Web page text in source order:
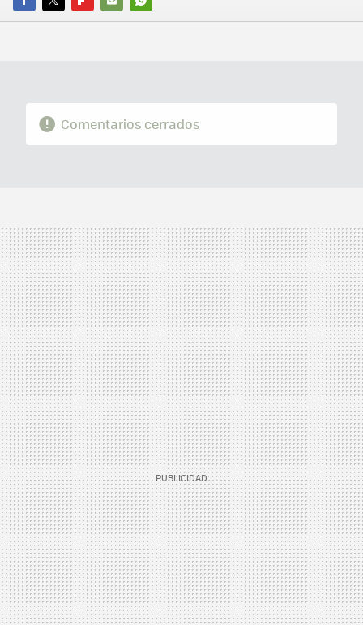
FACEBOOK
TWITTERFLIPBOARD
E-
WHATSAPP
Comentarios cerrados